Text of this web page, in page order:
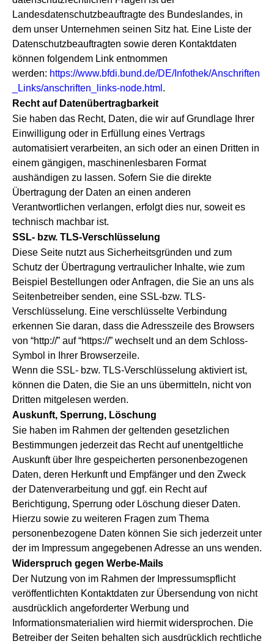
Landesdatenschutzbeauftragte des Bundeslandes, in
dem unser Unternehmen seinen Sitz hat. Eine Liste der
Datenschutzbeauftragten sowie deren Kontaktdaten
können folgendem Link entnommen
werden: https://www.bfdi.bund.de/DE/Infothek/Anschriften
_Links/anschriften_links-node.html .
Recht auf Datenübertragbarkeit
Sie haben das Recht, Daten, die wir auf Grundlage Ihrer
Einwilligung oder in Erfüllung eines Vertrags
automatisiert verarbeiten, an sich oder an einen Dritten in
einem gängigen, maschinenlesbaren Format
aushändigen zu lassen. Sofern Sie die direkte
Übertragung der Daten an einen anderen
Verantwortlichen verlangen, erfolgt dies nur, soweit es
technisch machbar ist.
SSL- bzw. TLS-Verschlüsselung
Diese Seite nutzt aus Sicherheitsgründen und zum
Schutz der Übertragung vertraulicher Inhalte, wie zum
Beispiel Bestellungen oder Anfragen, die Sie an uns als
Seitenbetreiber senden, eine SSL-bzw. TLS-
Verschlüsselung. Eine verschlüsselte Verbindung
erkennen Sie daran, dass die Adresszeile des Browsers
von “http://” auf “https://” wechselt und an dem Schloss-
Symbol in Ihrer Browserzeile.
Wenn die SSL- bzw. TLS-Verschlüsselung aktiviert ist,
können die Daten, die Sie an uns übermitteln, nicht von
Dritten mitgelesen werden.
Auskunft, Sperrung, Löschung
Sie haben im Rahmen der geltenden gesetzlichen
Bestimmungen jederzeit das Recht auf unentgeltliche
Auskunft über Ihre gespeicherten personenbezogenen
Daten, deren Herkunft und Empfänger und den Zweck
der Datenverarbeitung und ggf. ein Recht auf
Berichtigung, Sperrung oder Löschung dieser Daten.
Hierzu sowie zu weiteren Fragen zum Thema
personenbezogene Daten können Sie sich jederzeit unter
der im Impressum angegebenen Adresse an uns wenden.
Widerspruch gegen Werbe-Mails
Der Nutzung von im Rahmen der Impressumspflicht
veröffentlichten Kontaktdaten zur Übersendung von nicht
ausdrücklich angeforderter Werbung und
Informationsmaterialien wird hiermit widersprochen. Die
Betreiber der Seiten behalten sich ausdrücklich rechtliche